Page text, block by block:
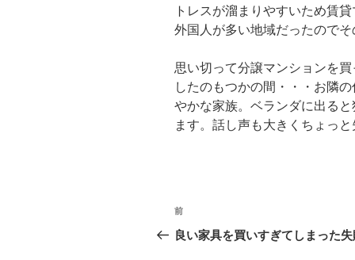
トレスが溜まりやすいため賃
外国人が多い地域だったので
思い切って分譲マンションを
したのもつかの間・・・お隣
やかな家族。ベランダに出る
ます。話し声も大きくちょっと
投
稿
過
去
前
良い家具を買いすぎてしまった